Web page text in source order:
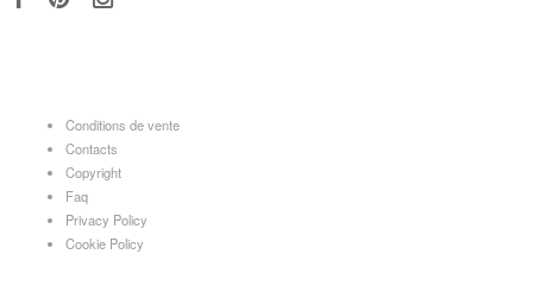
Conditions de vente
Contacts
Copyright
Faq
Privacy Policy
Cookie Policy